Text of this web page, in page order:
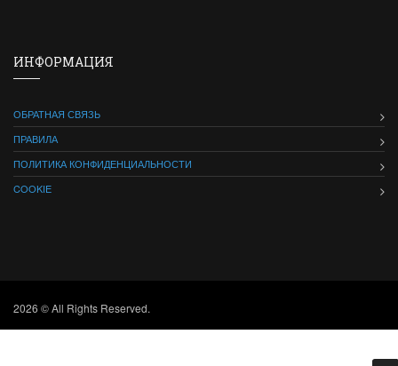
ИНФОРМАЦИЯ
ОБРАТНАЯ СВЯЗЬ
ПРАВИЛА
ПОЛИТИКА КОНФИДЕНЦИАЛЬНОСТИ
COOKIE
2026 © All Rights Reserved.